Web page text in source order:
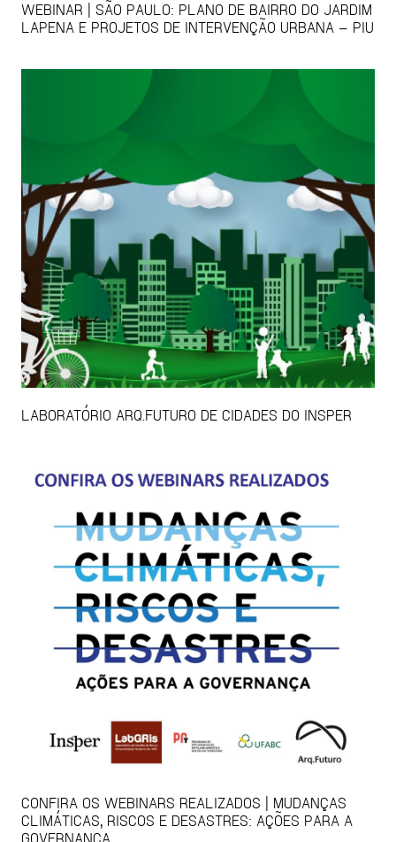
WEBINAR | SÃO PAULO: PLANO DE BAIRRO DO JARDIM
LAPENA E PROJETOS DE INTERVENÇÃO URBANA – PIU
LABORATÓRIO ARQ.FUTURO DE CIDADES DO INSPER
CONFIRA OS WEBINARS REALIZADOS | MUDANÇAS
CLIMÁTICAS, RISCOS E DESASTRES: AÇÕES PARA A
GOVERNANÇA